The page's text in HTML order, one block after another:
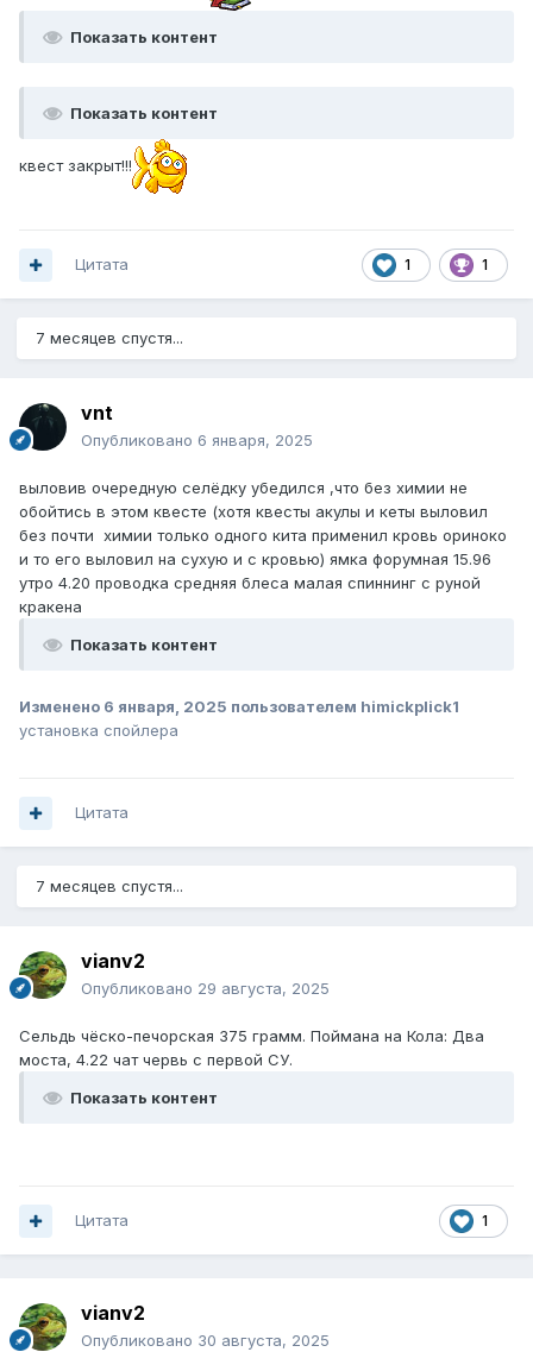
Показать контент
Показать контент
квест закрыт!!!
1 1
Цитата
7 месяцев спустя...
vnt
Опубликовано 6 января, 2025
выловив очередную селёдку убедился ,что без химии не
обойтись в этом квесте (хотя квесты акулы и кеты выловил
без почти химии только одного кита применил кровь ориноко
и то его выловил на сухую и с кровью) ямка форумная 15.96
утро 4.20 проводка средняя блеса малая спиннинг с руной
кракена
Показать контент
Изменено 6 января, 2025 пользователем himickplick1
установка спойлера
Цитата
7 месяцев спустя...
vianv2
Опубликовано 29 августа, 2025
Сельдь чёско-печорская 375 грамм. Поймана на Кола: Два
моста, 4.22 чат червь с первой СУ.
Показать контент
1
Цитата
vianv2
Опубликовано 30 августа, 2025